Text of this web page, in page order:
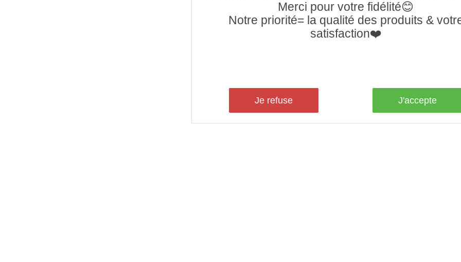
Merci pour votre fidélité😊
Notre priorité= la qualité des produits &
satisfaction❤️
Je refuse J'accepte